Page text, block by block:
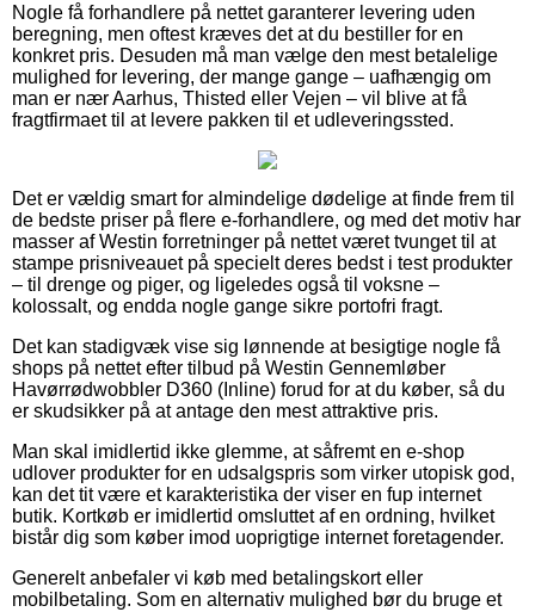
Nogle få forhandlere på nettet garanterer levering uden
beregning, men oftest kræves det at du bestiller for en
konkret pris. Desuden må man vælge den mest betalelige
mulighed for levering, der mange gange – uafhængig om
man er nær Aarhus, Thisted eller Vejen – vil blive at få
fragtfirmaet til at levere pakken til et udleveringssted.
Det er vældig smart for almindelige dødelige at finde frem til
de bedste priser på flere e-forhandlere, og med det motiv har
masser af Westin forretninger på nettet været tvunget til at
stampe prisniveauet på specielt deres bedst i test produkter
– til drenge og piger, og ligeledes også til voksne –
kolossalt, og endda nogle gange sikre portofri fragt.
Det kan stadigvæk vise sig lønnende at besigtige nogle få
shops på nettet efter tilbud på Westin Gennemløber
Havørrødwobbler D360 (Inline) forud for at du køber, så du
er skudsikker på at antage den mest attraktive pris.
Man skal imidlertid ikke glemme, at såfremt en e-shop
udlover produkter for en udsalgspris som virker utopisk god,
kan det tit være et karakteristika der viser en fup internet
butik. Kortkøb er imidlertid omsluttet af en ordning, hvilket
bistår dig som køber imod uoprigtige internet foretagender.
Generelt anbefaler vi køb med betalingskort eller
mobilbetaling. Som en alternativ mulighed bør du bruge et